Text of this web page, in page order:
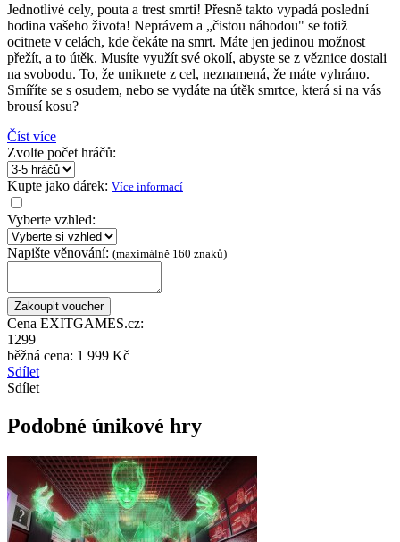
Jednotlivé cely, pouta a trest smrti! Přesně takto vypadá poslední
hodina vašeho života! Neprávem a „čistou náhodou" se totiž
ocitnete v celách, kde čekáte na smrt. Máte jen jedinou možnost
přežít, a to útěk. Musíte využít své okolí, abyste se z věznice dostali
na svobodu. To, že uniknete z cel, neznamená, že máte vyhráno.
Smíříte se s osudem, nebo se vydáte na útěk smrtce, která si na vás
brousí kosu?
Číst více
Zvolte počet hráčů:
Kupte jako dárek: Více informací
Vyberte vzhled:
Napište věnování: (maximálně 160 znaků)
Cena EXITGAMES.cz:
1299
běžná cena: 1 999 Kč
Sdílet
Sdílet
Podobné únikové hry